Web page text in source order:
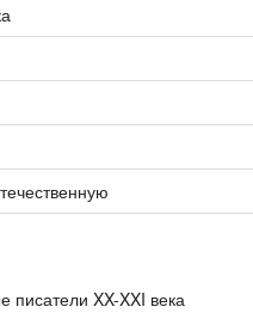
писатели XX-XXI века